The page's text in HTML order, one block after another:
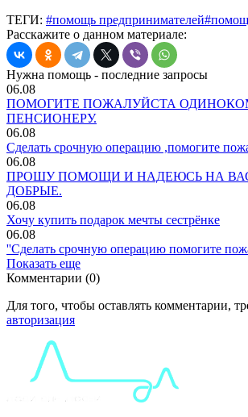
ТЕГИ: #помощь предпринимателей
Расскажите о данном материале:
Нужна помощь - последние запросы
06.08
ПОМОГИТЕ ПОЖАЛУЙСТА
ПЕНСИОНЕРУ.
06.08
Сделать срочную операцию ,помогите
06.08
ПРОШУ ПОМОЩИ И НАДЕЮСЬ НА
ДОБРЫЕ.
06.08
Хочу купить подарок мечты сестрёнке
06.08
''Сделать срочную операцию помогите
Показать еще
Комментарии (0)
Для того, чтобы оставлять комментарии,
авторизация